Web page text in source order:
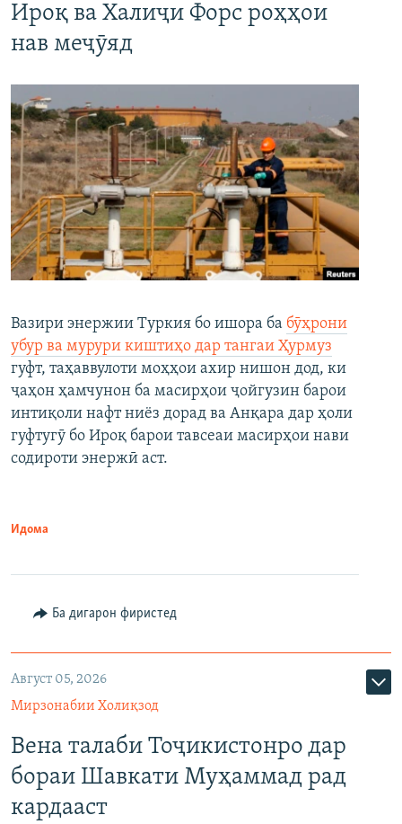
Ироқ ва Халиҷи Форс роҳҳои
нав меҷӯяд
Вазири энержии Туркия бо ишора ба бӯҳрони
убур ва мурури киштиҳо дар тангаи Ҳурмуз
гуфт, таҳаввулоти моҳҳои ахир нишон дод, ки
ҷаҳон ҳамчунон ба масирҳои ҷойгузин барои
интиқоли нафт ниёз дорад ва Анқара дар ҳоли
гуфтугӯ бо Ироқ барои тавсеаи масирҳои нави
содироти энержӣ аст.
Идома
Ба дигарон фиристед
Август 05, 2026
Мирзонабии Холиқзод
Вена талаби Тоҷикистонро дар
бораи Шавкати Муҳаммад рад
кардааст